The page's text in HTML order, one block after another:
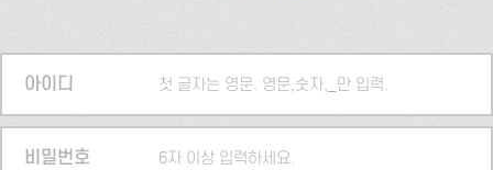
아이디 첫 글자는 영문. 영문,숫자,_만 입력.
비밀번호 6자 이상 입력하세요.